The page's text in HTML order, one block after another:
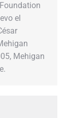
el
Mehigan